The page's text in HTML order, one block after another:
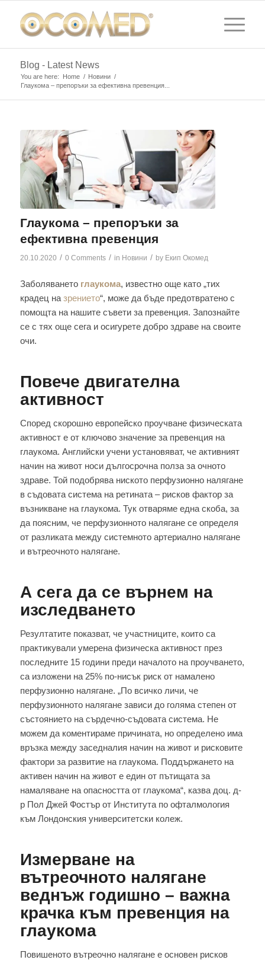
Blog - Latest News
You are here: Home / Новини /
Глаукома – препоръки за ефективна превенция...
Глаукома – препоръки за
ефективна превенция
20.10.2020 / 0 Comments / in Новини / by Екип Окомед
Заболяването глаукома, известно още като „тих
крадец назрението“, може да бъде предотвратено с
помощта на нашите съвети за превенция. Запознайте
се с тях още сега и осигурете добро здраве на своите
очи.
Повече двигателна
активност
Според скорошно европейско проучване физическата
активност е от ключово значение за превенция на
глаукома. Английски учени установяват, че активният
начин на живот носи дългосрочна полза за очното
здраве. Той подобрява ниското перфузионно налягане
в съдовата система на ретината – рисков фактор за
възникване на глаукома. Тук отваряме една скоба, за
да поясним, че перфузионното налягане се определя
от разликата между системното артериално налягане
и вътреочното налягане.
А сега да се върнем на
изследването
Резултатите показват, че участниците, които са
практикували умерена физическа активност през
последните 15 години преди началото на проучването,
са изложени на 25% по-нисък риск от намалено
перфузионно налягане. „По всичко личи, че
перфузионното налягане зависи до голяма степен от
състоянието на сърдечно-съдовата система. Не
можем да коментираме причината, но определено има
връзка между заседналия начин на живот и рисковите
фактори за развитие на глаукома. Поддържането на
активен начин на живот е един от пътищата за
намаляване на опасността от глаукома“, казва доц. д-
р Пол Джей Фостър от Института по офталмология
към Лондонския университетски колеж.
Измерване на
вътреочното налягане
веднъж годишно – важна
крачка към превенция на
глаукома
Повишеното вътреочно налягане е основен рисков